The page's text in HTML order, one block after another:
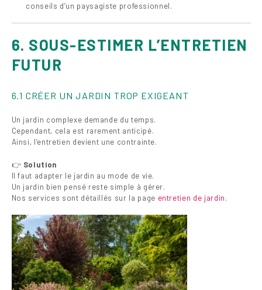
conseils d’un paysagiste professionnel.
6. SOUS-ESTIMER L’ENTRETIEN
FUTUR
6.1 CRÉER UN JARDIN TROP EXIGEANT
Un jardin complexe demande du temps.
Cependant, cela est rarement anticipé.
Ainsi, l’entretien devient une contrainte.
👉 Solution
Il faut adapter le jardin au mode de vie.
Un jardin bien pensé reste simple à gérer.
Nos services sont détaillés sur la page entretien de jardin.